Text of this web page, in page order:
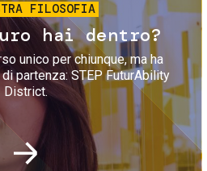
FILOSOFIA
hai dentro?
unico per chiunque, ma ha
partenza: STEP FuturAbility
District.